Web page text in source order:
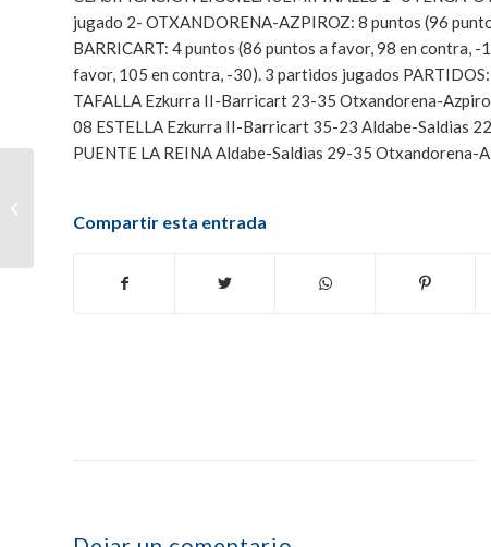
jugado 2- OTXANDORENA-AZPIROZ: 8 puntos (96
BARRICART: 4 puntos (86 puntos a favor, 98 en contra,
favor, 105 en contra, -30). 3 partidos jugados
TAFALLA Ezkurra II-Barricart 23-35 Otxandorena-
08 ESTELLA Ezkurra II-Barricart 35-23 Aldabe-Saldias
PUENTE LA REINA Aldabe-Saldias 29-35 Otxandorena-
Compartir esta entrada
la final, cierra la liguilla...